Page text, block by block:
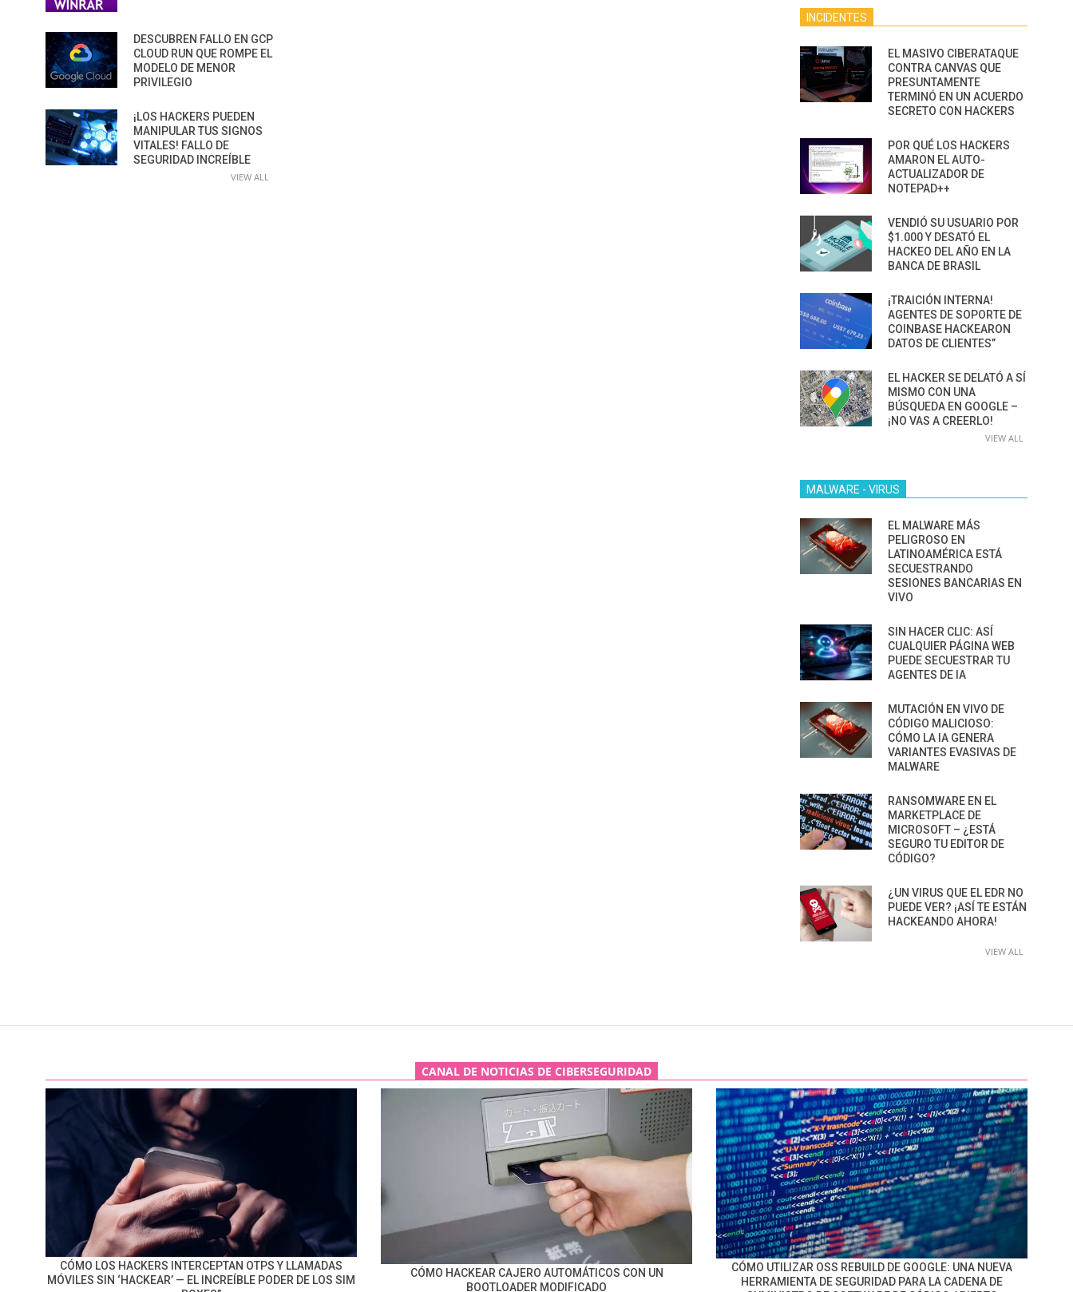
DESCUBREN FALLO EN GCP
CLOUD RUN QUE ROMPE EL
MODELO DE MENOR
PRIVILEGIO
¡LOS HACKERS PUEDEN
MANIPULAR TUS SIGNOS
VITALES! FALLO DE
SEGURIDAD INCREÍBLE
VIEW ALL
INCIDENTES
EL MASIVO CIBERATAQUE
CONTRA CANVAS QUE
PRESUNTAMENTE
TERMINÓ EN UN ACUERDO
SECRETO CON HACKERS
POR QUÉ LOS HACKERS
AMARON EL AUTO-
ACTUALIZADOR DE
NOTEPAD++
VENDIÓ SU USUARIO POR
$1.000 Y DESATÓ EL
HACKEO DEL AÑO EN LA
BANCA DE BRASIL
¡TRAICIÓN INTERNA!
AGENTES DE SOPORTE DE
COINBASE HACKEARON
DATOS DE CLIENTES”
EL HACKER SE DELATÓ A SÍ
MISMO CON UNA
BÚSQUEDA EN GOOGLE –
¡NO VAS A CREERLO!
VIEW ALL
MALWARE - VIRUS
EL MALWARE MÁS
PELIGROSO EN
LATINOAMÉRICA ESTÁ
SECUESTRANDO
SESIONES BANCARIAS EN
VIVO
SIN HACER CLIC: ASÍ
CUALQUIER PÁGINA WEB
PUEDE SECUESTRAR TU
AGENTES DE IA
MUTACIÓN EN VIVO DE
CÓDIGO MALICIOSO:
CÓMO LA IA GENERA
VARIANTES EVASIVAS DE
MALWARE
RANSOMWARE EN EL
MARKETPLACE DE
MICROSOFT – ¿ESTÁ
SEGURO TU EDITOR DE
CÓDIGO?
¿UN VIRUS QUE EL EDR NO
PUEDE VER? ¡ASÍ TE ESTÁN
HACKEANDO AHORA!
VIEW ALL
CANAL DE NOTICIAS DE CIBERSEGURIDAD
CÓMO LOS HACKERS INTERCEPTAN OTPS Y LLAMADAS
MÓVILES SIN ‘HACKEAR’ — EL INCREÍBLE PODER DE LOS SIM
CÓMO HACKEAR CAJERO AUTOMÁTICOS CON UN
BOOTLOADER MODIFICADO
CÓMO UTILIZAR OSS REBUILD DE GOOGLE: UNA NUEVA
HERRAMIENTA DE SEGURIDAD PARA LA CADENA DE